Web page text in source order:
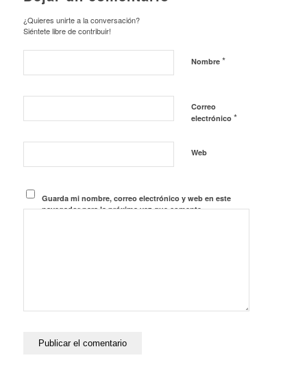
¿Quieres unirte a la conversación?
Siéntete libre de contribuir!
Nombre *
Correo
electrónico *
Web
Guarda mi nombre, correo electrónico y web en este
navegador para la próxima vez que comente.